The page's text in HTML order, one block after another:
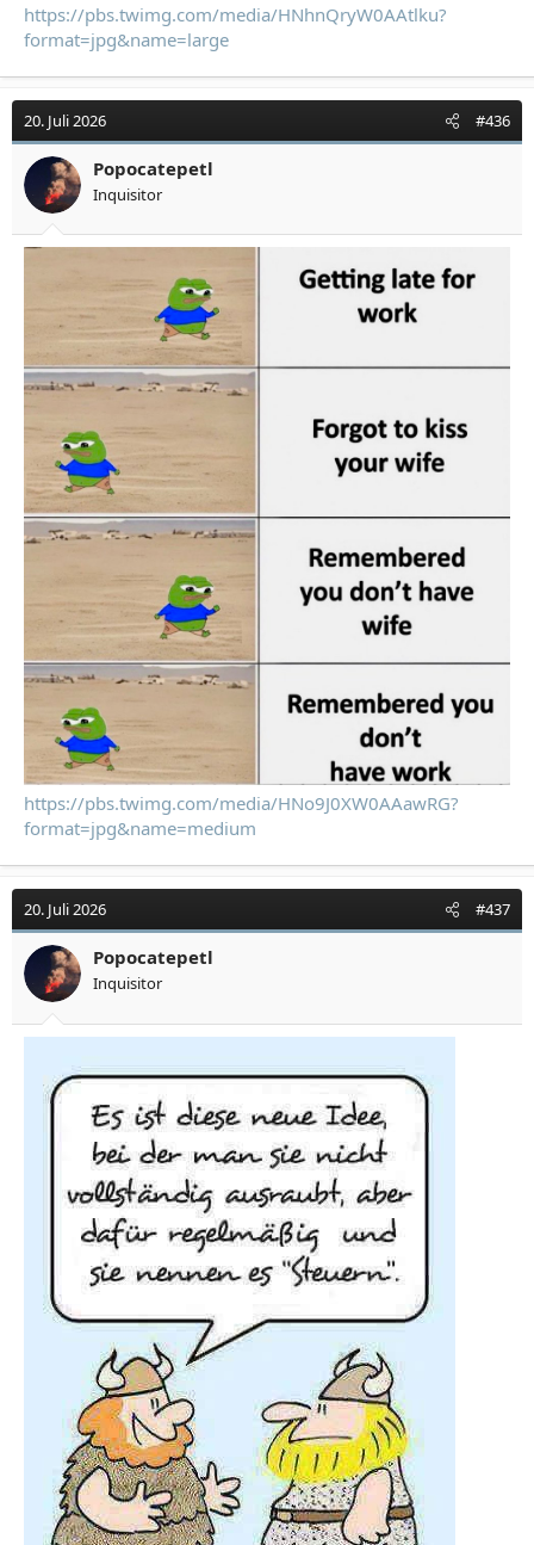
https://pbs.twimg.com/media/HNhnQryW0AAtlku?
format=jpg&name=large
20. Juli 2026 #436
Popocatepetl
Inquisitor
https://pbs.twimg.com/media/HNo9J0XW0AAawRG?
format=jpg&name=medium
20. Juli 2026 #437
Popocatepetl
Inquisitor